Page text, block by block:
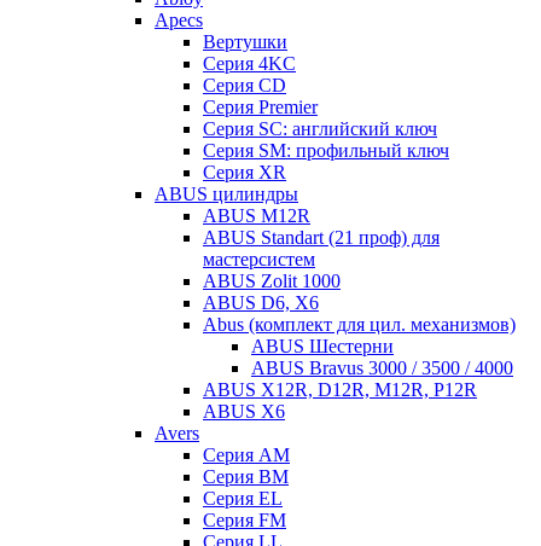
Apecs
Вертушки
Серия 4KC
Серия CD
Серия Premier
Серия SC: английский ключ
Серия SM: профильный ключ
Серия XR
ABUS цилиндры
ABUS M12R
ABUS Standart (21 проф) для
мастерсистем
ABUS Zolit 1000
ABUS D6, X6
Abus (комплект для цил. механизмов)
ABUS Шестерни
ABUS Bravus 3000 / 3500 / 4000
ABUS X12R, D12R, M12R, P12R
ABUS X6
Avers
Серия AM
Серия BM
Серия EL
Серия FM
Серия LL